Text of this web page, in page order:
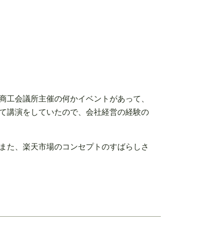
会議所主催の何かイベントがあって、
講演をしていたので、会社経営の経験の
た、楽天市場のコンセプトのすばらしさ